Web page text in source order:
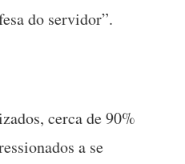
do servidor”.
cerca de 90%
a se